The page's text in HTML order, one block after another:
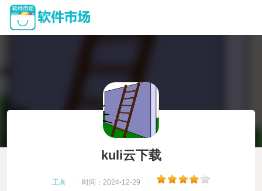
kuli云下载
工具 时间：2024-12-29